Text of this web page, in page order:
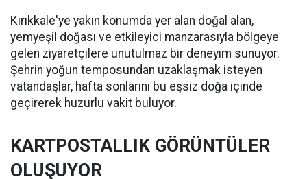
Kırıkkale'ye yakın konumda yer alan doğal alan,
yemyeşil doğası ve etkileyici manzarasıyla bölgeye
gelen ziyaretçilere unutulmaz bir deneyim sunuyor.
Şehrin yoğun temposundan uzaklaşmak isteyen
vatandaşlar, hafta sonlarını bu eşsiz doğa içinde
geçirerek huzurlu vakit buluyor.
KARTPOSTALLIK GÖRÜNTÜLER
OLUŞUYOR